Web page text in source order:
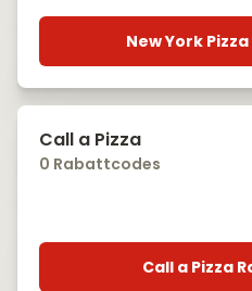
New York
Call a Pizza
0 Rabattcodes
Call a Pizza